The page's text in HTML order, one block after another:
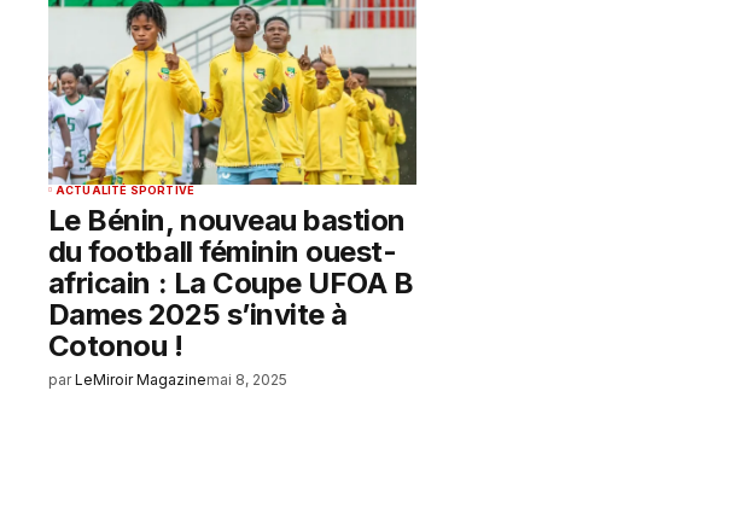
ACTUALITÉ SPORTIVE
Le Bénin, nouveau bastion
du football féminin ouest-
africain : La Coupe UFOA B
Dames 2025 s’invite à
Cotonou !
par LeMiroir Magazinemai 8, 2025